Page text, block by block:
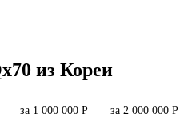
из Кореи
за 1 000 000 Р за 2 000 000 Р